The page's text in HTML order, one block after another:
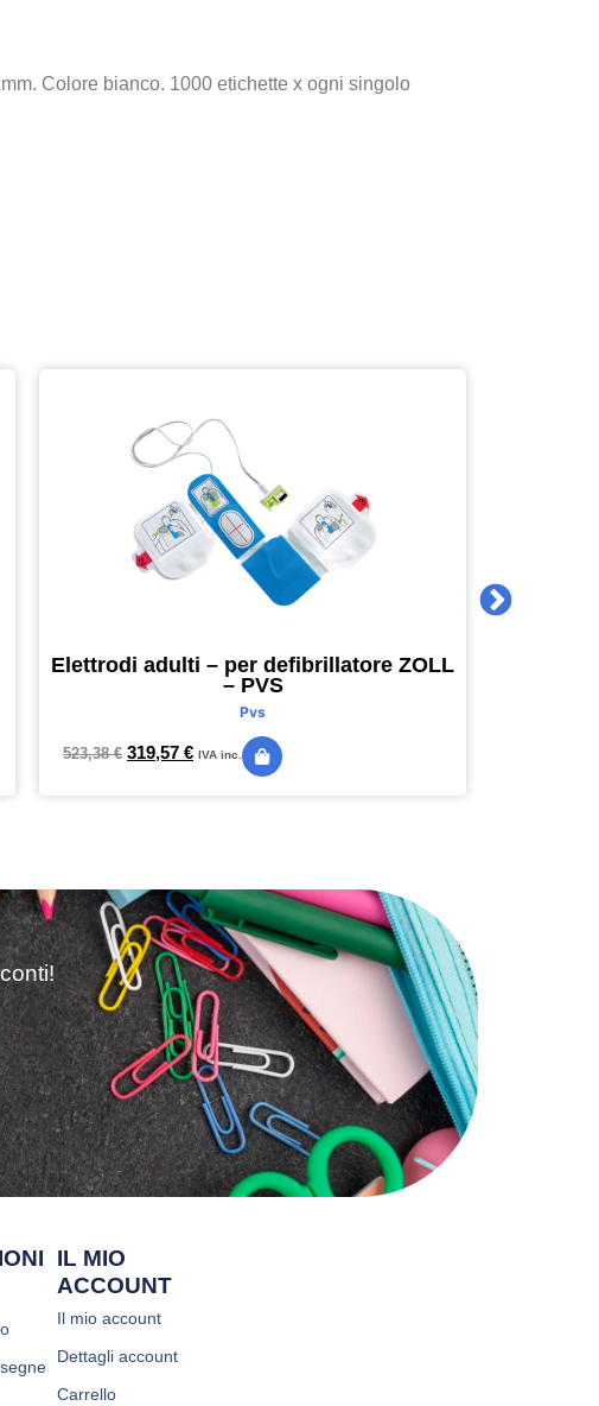
Colore bianco. 1000 etichette x ogni singolo
Elettrodi adulti – per defibrillatore ZOLL
– PVS
Pvs
523,38€ 319,57 € IVA inc.
IL MIO
ACCOUNT
Il mio account
Dettagli account
Carrello